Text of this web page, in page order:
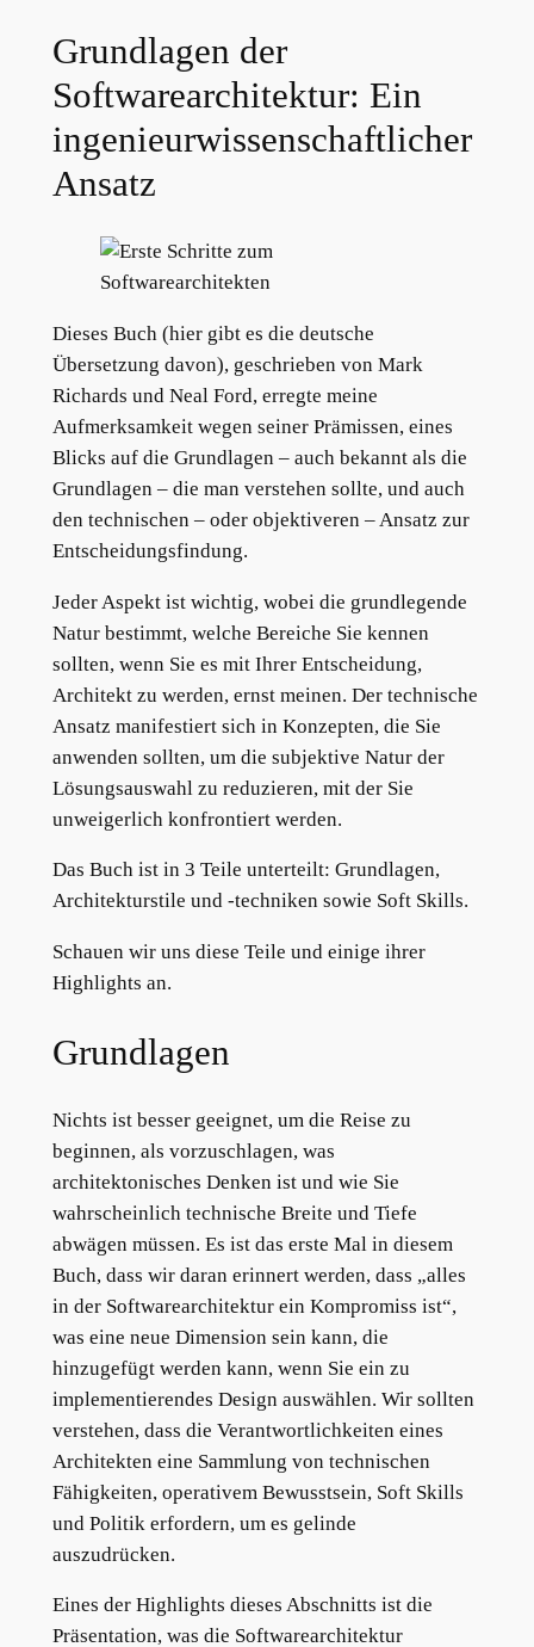
Grundlagen der
Softwarearchitektur: Ein
ingenieurwissenschaftlicher
Ansatz
Dieses Buch (hier gibt es die deutsche
Übersetzung davon), geschrieben von Mark
Richards und Neal Ford, erregte meine
Aufmerksamkeit wegen seiner Prämissen, eines
Blicks auf die Grundlagen – auch bekannt als die
Grundlagen – die man verstehen sollte, und auch
den technischen – oder objektiveren – Ansatz zur
Entscheidungsfindung.
Jeder Aspekt ist wichtig, wobei die grundlegende
Natur bestimmt, welche Bereiche Sie kennen
sollten, wenn Sie es mit Ihrer Entscheidung,
Architekt zu werden, ernst meinen. Der technische
Ansatz manifestiert sich in Konzepten, die Sie
anwenden sollten, um die subjektive Natur der
Lösungsauswahl zu reduzieren, mit der Sie
unweigerlich konfrontiert werden.
Das Buch ist in 3 Teile unterteilt: Grundlagen,
Architekturstile und -techniken sowie Soft Skills.
Schauen wir uns diese Teile und einige ihrer
Highlights an.
Grundlagen
Nichts ist besser geeignet, um die Reise zu
beginnen, als vorzuschlagen, was
architektonisches Denken ist und wie Sie
wahrscheinlich technische Breite und Tiefe
abwägen müssen. Es ist das erste Mal in diesem
Buch, dass wir daran erinnert werden, dass „alles
in der Softwarearchitektur ein Kompromiss ist“,
was eine neue Dimension sein kann, die
hinzugefügt werden kann, wenn Sie ein zu
implementierendes Design auswählen. Wir sollten
verstehen, dass die Verantwortlichkeiten eines
Architekten eine Sammlung von technischen
Fähigkeiten, operativem Bewusstsein, Soft Skills
und Politik erfordern, um es gelinde
auszudrücken.
Eines der Highlights dieses Abschnitts ist die
Präsentation, was die Softwarearchitektur